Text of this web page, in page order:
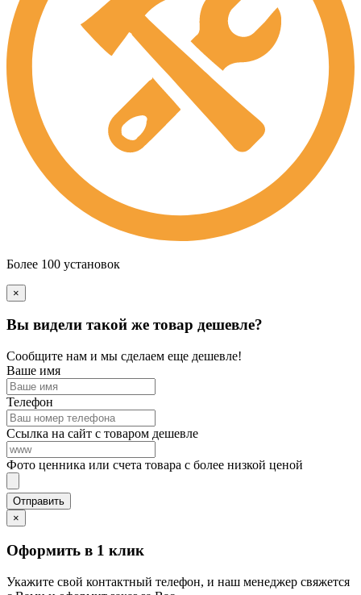
Более 100 установок
×
Вы видели такой же товар дешевле?
Сообщите нам и мы сделаем еще дешевле!
Ваше имя
Телефон
Ссылка на сайт с товаром дешевле
Фото ценника или счета товара с более низкой ценой
×
Оформить в 1 клик
Укажите свой контактный телефон, и наш менеджер свяжется